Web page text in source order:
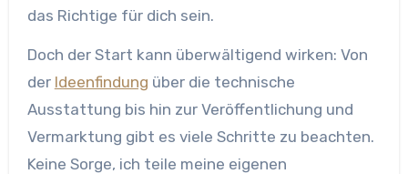
das Richtige für dich sein.
Doch der Start kann überwältigend wirken: Von
der Ideenfindung über die technische
Ausstattung bis hin zur Veröffentlichung und
Vermarktung gibt es viele Schritte zu beachten.
Keine Sorge, ich teile meine eigenen